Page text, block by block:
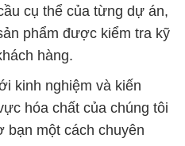
cụ thể của từng dự án,
phẩm được kiểm tra kỹ
hàng.
kinh nghiệm và kiến
hóa chất của chúng tôi
bạn một cách chuyên